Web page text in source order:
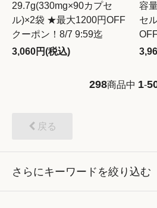
29.7g(330mg×90カプセ
ル)×2袋 ★最大1200円OFF
クーポン！8/7 9:59迄
3,060円(税込)
容
セ
298商品中 1-
戻る
さらにキーワードを絞り込む